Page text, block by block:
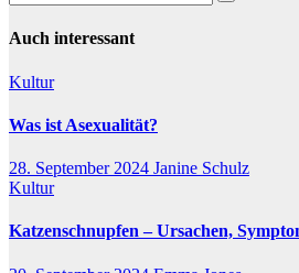
Auch interessant
Kultur
Was ist Asexualität?
28. September 2024 Janine Schulz
Kultur
Katzenschnupfen – Ursachen,